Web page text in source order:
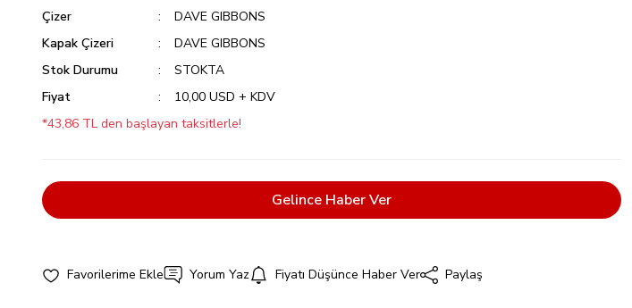
Çizer
DAVE GIBBONS
Kapak Çizeri
DAVE GIBBONS
Stok Durumu
STOKTA
Fiyat
10,00 USD + KDV
*43,86 TL den başlayan taksitlerle!
Gelince Haber Ver
Yorum Yaz Fiyatı Düşünce Haber Ver Paylaş